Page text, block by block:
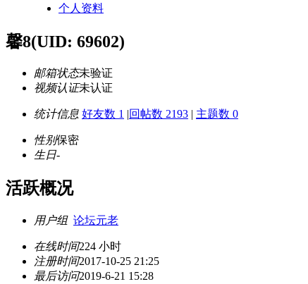
个人资料
馨8(UID: 69602)
邮箱状态未验证
视频认证未认证
统计信息 好友数 1 |回帖数 2193 | 主题数 0
性别保密
生日-
活跃概况
用户组 论坛元老
在线时间224 小时
注册时间2017-10-25 21:25
最后访问2019-6-21 15:28